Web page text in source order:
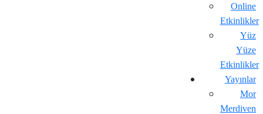
Online
Etkinlikler
Yüz
Yüze
Etkinlikler
Yayınlar
Mor
Merdiven